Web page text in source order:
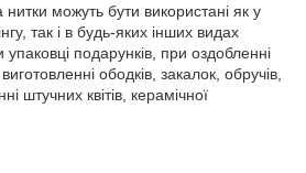
нитки можуть бути використані як у
так і в будь-яких інших видах
подарунків, при оздобленні
ободків, закалок, обручів,
штучних квітів, керамічної